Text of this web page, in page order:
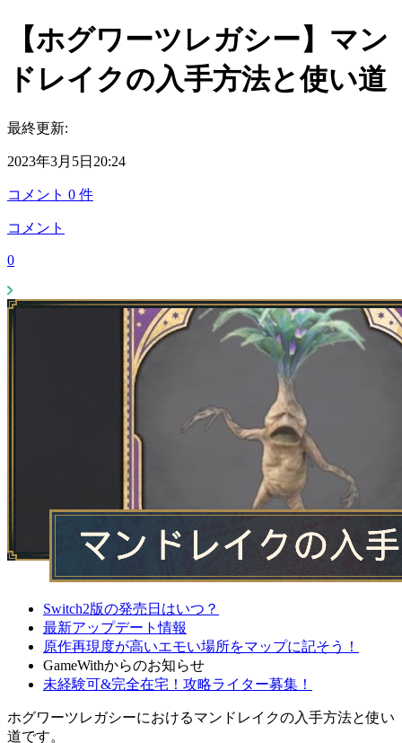
【ホグワーツレガシー】マン
ドレイクの入手方法と使い道
最終更新:
2023年3月5日20:24
コメント 0 件
コメント
0
Switch2版の発売日はいつ？
最新アップデート情報
原作再現度が高いエモい場所をマップに記そう！
GameWithからのお知らせ
未経験可&完全在宅！攻略ライター募集！
ホグワーツレガシーにおけるマンドレイクの入手方法と使い
道です。